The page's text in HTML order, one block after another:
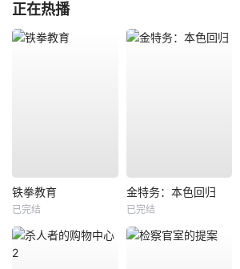
正在热播
铁拳教育
已完结
金特务：本色回归
已完结